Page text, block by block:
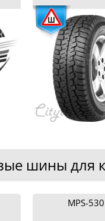
шины для
MPS-530